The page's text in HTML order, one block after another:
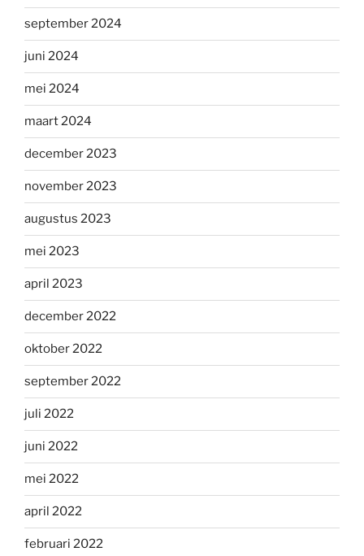
september 2024
juni 2024
mei 2024
maart 2024
december 2023
november 2023
augustus 2023
mei 2023
april 2023
december 2022
oktober 2022
september 2022
juli 2022
juni 2022
mei 2022
april 2022
februari 2022